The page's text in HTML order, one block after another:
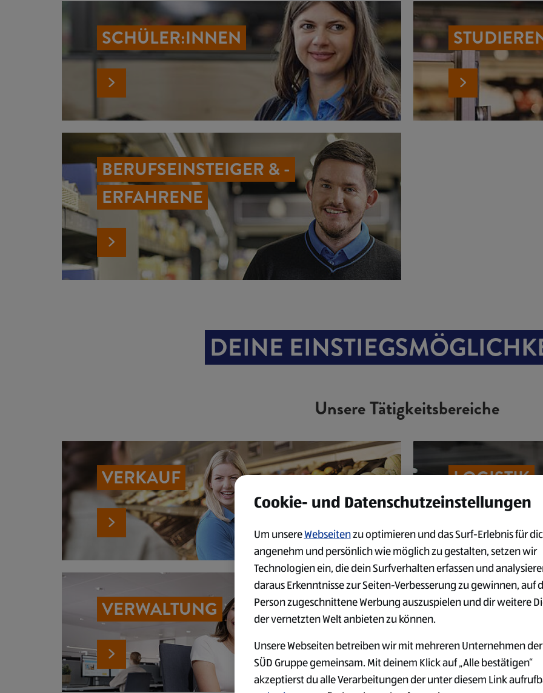
SCHÜLER:INNEN
BERUFS­EINSTEIGER & -
ERFAHRENE
DEINE
Unsere Tätigkeits­bereiche
VERKAUF LOGISTIK
VERWALTUNG IT
Cookie- und Datenschutzeinstellungen
Um unsereWebseitenzu optimieren und das Surf-Erlebnis für
angenehm und persönlich wie möglich zu gestalten, setzen wir
Technologien ein, die dein Surfverhalten erfassen und
daraus Erkenntnisse zur Seiten-Verbesserung zu gewinnen, auf
Person zugeschnittene Werbung auszuspielen und dir weitere
der vernetzten Welt anbieten zu können.
Unsere Webseiten betreiben wir mit mehreren Unternehmen der
SÜD Gruppe gemeinsam. Mit deinem Klick auf „Alle bestätigen“
akzeptierst du alle Verarbeitungen der unter diesem Link